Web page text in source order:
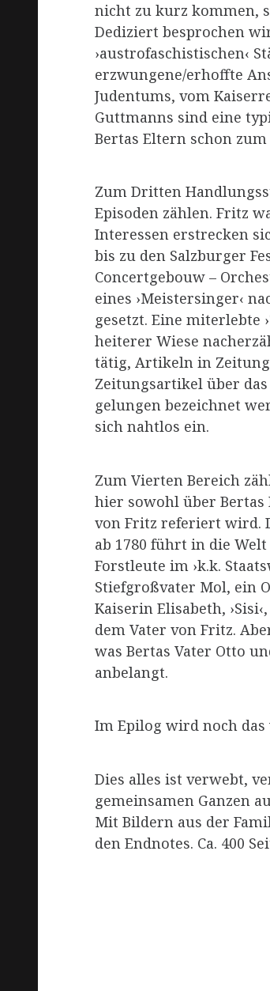
nicht zu kurz kommen,
Dediziert besprochen
›austrofaschistischen‹
erzwungene/erhoffte
Judentums, vom
Guttmanns sind eine
Bertas Eltern schon
Zum Dritten
Episoden zählen. Fritz
Interessen erstrecken
bis zu den Salzburger
Concertgebouw –
eines ›Meistersinger‹
gesetzt. Eine miterlebte
heiterer Wiese
tätig, Artikeln in
Zeitungsartikel über
gelungen bezeichnet
sich nahtlos ein.
Zum Vierten Bereich
hier sowohl über
von Fritz referiert wird.
ab 1780 führt in die
Forstleute im ›k.k.
Stiefgroßvater Mol, ein
Kaiserin Elisabeth,
dem Vater von Fritz.
was Bertas Vater Otto
anbelangt.
Im Epilog wird noch
Dies alles ist verwebt,
gemeinsamen Ganzen
Mit Bildern aus der
den Endnotes. Ca. 400